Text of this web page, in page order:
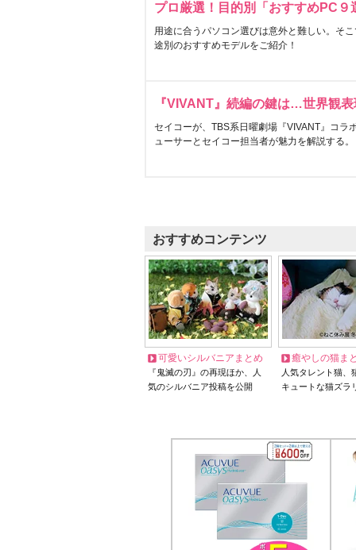
プロ厳選！目的別「おすすめPC９
用途に合うパソコン選びは意外と難しい。そ
途別のおすすめモデルをご紹介！
『VIVANT』続編の鍵は…世界観
セイコーが、TBS系日曜劇場『VIVANT』コラ
ューサーとセイコー担当者が魅力を解説する。
おすすめコンテンツ
可愛いシルバニアまとめ
『鬼滅の刃』の再現ほか、人
気のシルバニア投稿を公開
癒やしの猫ま
人気タレント猫
キュートな猫ズラ